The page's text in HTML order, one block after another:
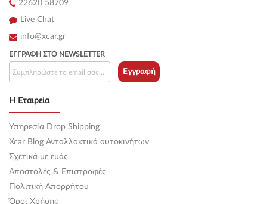
22620 58709
Live Chat
info@xcar.gr
Η Εταιρεία
Υπηρεσία Drop Shipping
Xcar Blog Ανταλλακτικά αυτοκινήτων
Σχετικά με εμάς
Αποστολές & Επιστροφές
Πολιτική Απορρήτου
Όροι Χρήσης
ΕΓΓΡΑΦΉ ΣΤΟ NEWSLETTER
Εγγραφή